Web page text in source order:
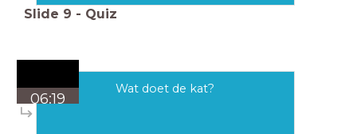
Slide 9 - Quiz
06:19
Wat doet de kat?